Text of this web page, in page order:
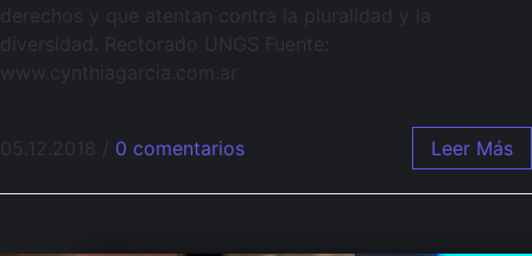
derechos y que atentan contra la pluralidad y la
diversidad. Rectorado UNGS Fuente:
05.12.2018 0 comentarios Leer Más